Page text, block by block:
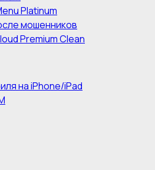
Platinum
мошенников
Premium Clean
на iPhone/iPad